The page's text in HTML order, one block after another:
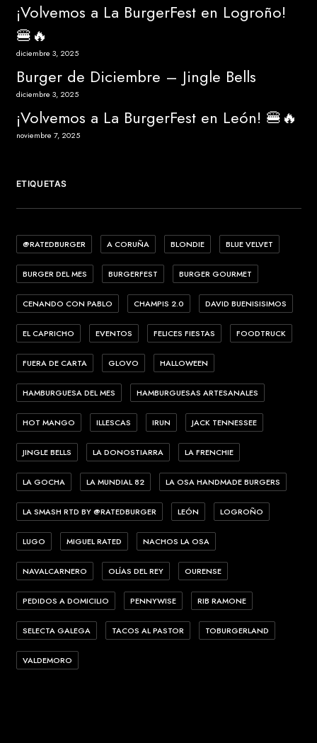
¡Volvemos a La BurgerFest en Logroño!
🍔🔥
diciembre 3, 2025
Burger de Diciembre – Jingle Bells
diciembre 3, 2025
¡Volvemos a La BurgerFest en León! 🍔🔥
noviembre 7, 2025
ETIQUETAS
@RATEDBURGER A CORUÑA BLONDIE BLUE VELVET
BURGER DEL MES BURGERFEST BURGER GOURMET
CENANDO CON PABLO CHAMPIS 2.0 DAVID BUENISISIMOS
EL CAPRICHO EVENTOS FELICES FIESTAS FOODTRUCK
FUERA DE CARTA GLOVO HALLOWEEN
HAMBURGUESA DEL MES HAMBURGUESAS ARTESANALES
HOT MANGO ILLESCAS IRUN JACK TENNESSEE
JINGLE BELLS LA DONOSTIARRA LA FRENCHIE
LA GOCHA LA MUNDIAL 82 LA OSA HANDMADE BURGERS
LA SMASH RTD BY @RATEDBURGER LEÓN LOGROÑO
LUGO MIGUEL RATED NACHOS LA OSA
NAVALCARNERO OLÍAS DEL REY OURENSE
PEDIDOS A DOMICILIO PENNYWISE RIB RAMONE
SELECTA GALEGA TACOS AL PASTOR TOBURGERLAND
VALDEMORO